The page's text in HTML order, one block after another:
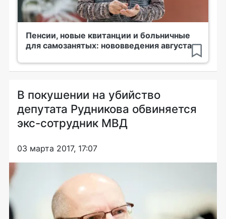
Пенсии, новые квитанции и больничные
для самозанятых: нововведения августа
В покушении на убийство
депутата Рудникова обвиняется
экс-сотрудник МВД
03 марта 2017, 17:07